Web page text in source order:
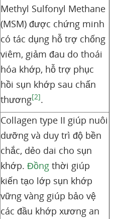
Methyl Sulfonyl Methane
(MSM) được chứng minh
có tác dụng hỗ trợ chống
viêm, giảm đau do thoái
hóa khớp, hỗ trợ phục
hồi sụn khớp sau chấn
thương[2].
Collagen type II giúp nuôi
dưỡng và duy trì độ bền
chắc, dẻo dai cho sụn
khớp. Đồng thời giúp
kiến tạo lớp sụn khớp
vững vàng giúp bảo vệ
các đầu khớp xương an